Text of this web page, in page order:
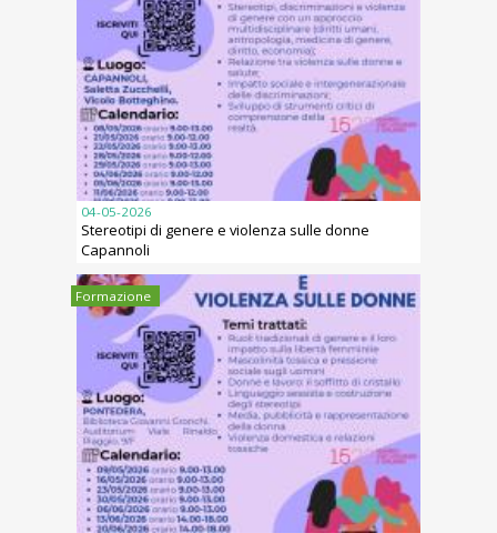
04-05-2026
Stereotipi di genere e violenza sulle donne
Capannoli
Formazione